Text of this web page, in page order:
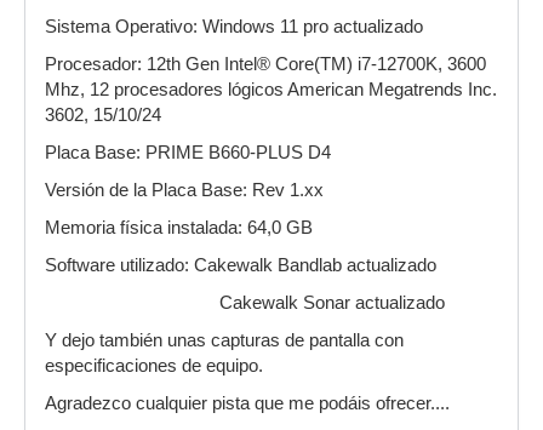
Sistema Operativo: Windows 11 pro actualizado
Procesador: 12th Gen Intel® Core(TM) i7-12700K, 3600
Mhz, 12 procesadores lógicos American Megatrends Inc.
3602, 15/10/24
Placa Base: PRIME B660-PLUS D4
Versión de la Placa Base: Rev 1.xx
Memoria física instalada: 64,0 GB
Software utilizado: Cakewalk Bandlab actualizado
Cakewalk Sonar actualizado
Y dejo también unas capturas de pantalla con
especificaciones de equipo.
Agradezco cualquier pista que me podáis ofrecer....